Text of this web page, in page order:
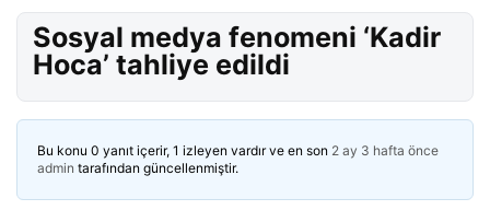
Sosyal medya fenomeni ‘Kadir
Hoca’ tahliye edildi
Bu konu 0 yanıt içerir, 1 izleyen vardır ve en son 2 ay 3 hafta önce
admin tarafından güncellenmiştir.